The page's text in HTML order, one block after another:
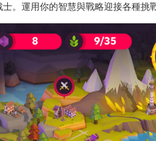
。運用你的智慧與戰略迎接各種挑